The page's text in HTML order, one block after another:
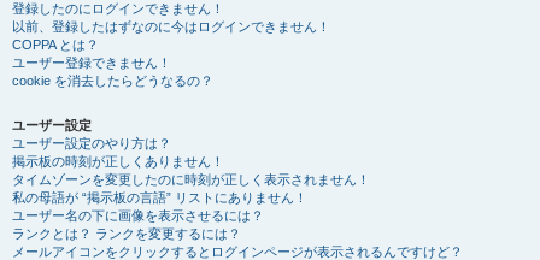
登録したのにログインできません！
以前、登録したはずなのに今はログインできません！
COPPA とは？
ユーザー登録できません！
cookie を消去したらどうなるの？
ユーザー設定
ユーザー設定のやり方は？
掲示板の時刻が正しくありません！
タイムゾーンを変更したのに時刻が正しく表示されません！
私の母語が “掲示板の言語” リストにありません！
ユーザー名の下に画像を表示させるには？
ランクとは？ ランクを変更するには？
メールアイコンをクリックするとログインページが表示されるんですけど？